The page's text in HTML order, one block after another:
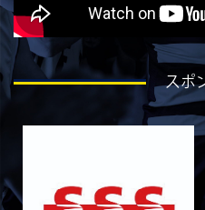
2026/07/25
STAFF
2026/07/25
STAFF
ラストイヤーにかける
STAFF
【Rits Familyのバトン
スポ